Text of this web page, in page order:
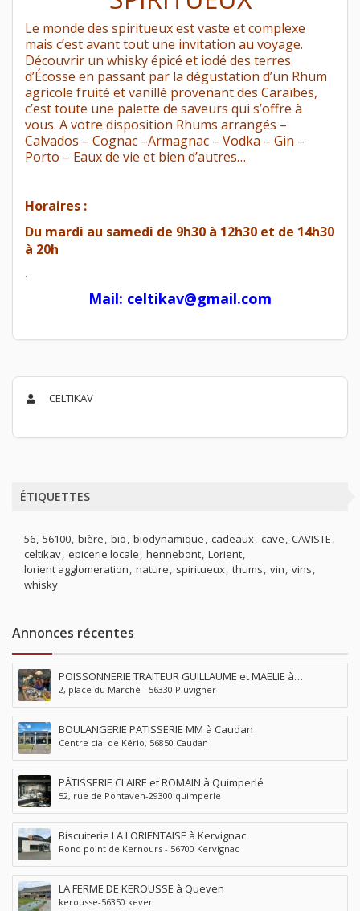
Le monde des spiritueux est vaste et complexe
mais c’est avant tout une invitation au voyage.
Découvrir un whisky épicé et iodé des terres
d’Écosse en passant par la dégustation d’un Rhum
agricole fruité et vanillé provenant des Caraïbes,
c’est toute une palette de saveurs qui s’offre à
vous. A votre disposition Rhums arrangés –
Calvados – Cognac –Armagnac – Vodka – Gin –
Porto – Eaux de vie et bien d’autres…
Horaires :
Du mardi au samedi de 9h30 à 12h30 et de 14h30
à 20h
.
Mail: celtikav@gmail.com
CELTIKAV
ÉTIQUETTES
56 56100 bière bio biodynamique cadeaux cave CAVISTE
celtikav epicerie locale hennebont Lorient
lorient agglomeration nature spiritueux thums vin vins
whisky
Annonces récentes
POISSONNERIE TRAITEUR GUILLAUME et MAËLIE à
Pluvigner
2, place du Marché - 56330 Pluvigner
BOULANGERIE PATISSERIE MM à Caudan
Centre cial de Kério, 56850 Caudan
PÂTISSERIE CLAIRE et ROMAIN à Quimperlé
52, rue de Pontaven-29300 quimperle
Biscuiterie LA LORIENTAISE à Kervignac
Rond point de Kernours - 56700 Kervignac
LA FERME DE KEROUSSE à Queven
kerousse-56350 keven